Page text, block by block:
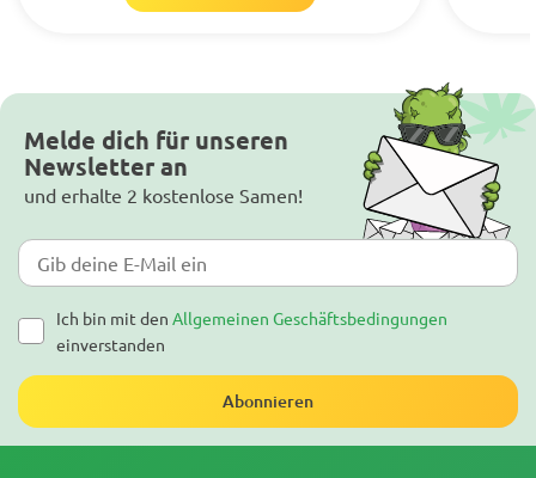
Melde dich für unseren
Newsletter an
und erhalte 2 kostenlose Samen!
Ich bin mit den Allgemeinen Geschäftsbedingungen
einverstanden
Abonnieren